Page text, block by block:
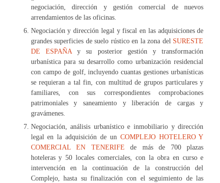
negociación, dirección y gestión comercial de nuevos
arrendamientos de las oficinas.
Negociación y dirección legal y fiscal en las adquisiciones de
grandes superficies de suelo rústico en la zona del SURESTE
DE ESPAÑAy su posterior gestión y transformación
urbanística para su desarrollo como urbanización residencial
con campo de golf, incluyendo cuantas gestiones urbanísticas
se requieran a tal fin, con multitud de grupos particulares y
familiares, con sus correspondientes comprobaciones
patrimoniales y saneamiento y liberación de cargas y
gravámenes.
Negociación, análisis urbanístico e inmobiliario y dirección
legal en la adquisición de un COMPLEJO HOTELERO Y
COMERCIAL EN TENERIFE de más de 700 plazas
hoteleras y 50 locales comerciales, con la obra en curso e
intervención en la continuación de la construcción del
Complejo, hasta su finalización con el seguimiento de las